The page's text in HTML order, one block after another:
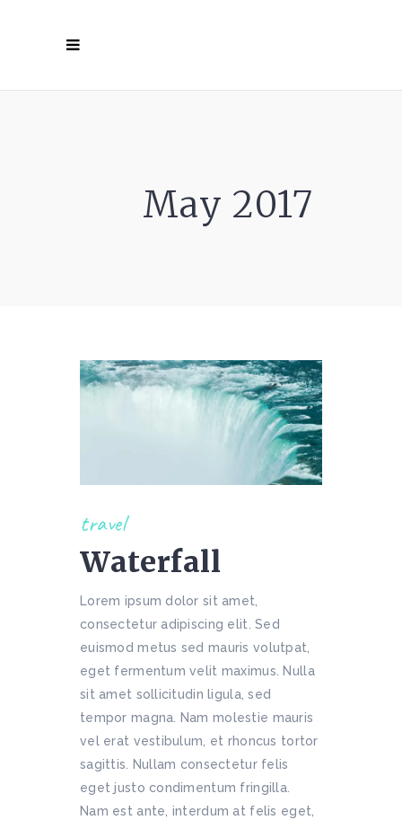
May 2017
travel
Waterfall
Lorem ipsum dolor sit amet,
consectetur adipiscing elit. Sed
euismod metus sed mauris volutpat,
eget fermentum velit maximus. Nulla
sit amet sollicitudin ligula, sed
tempor magna. Nam molestie mauris
vel erat vestibulum, et rhoncus tortor
sagittis. Nullam consectetur felis
eget justo condimentum fringilla.
Nam est ante, interdum at felis eget,